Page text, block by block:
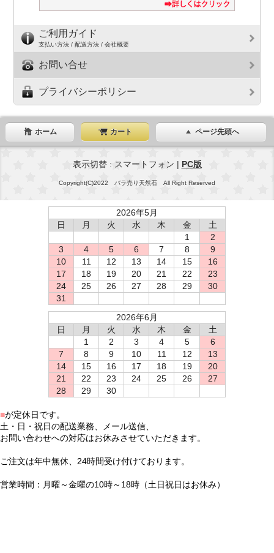
ご利用ガイド
支払い方法 / 配送方法 / 会社概要
お問い合せ
プライバシーポリシー
ホーム カート ページ先頭へ
表示切替 : スマートフォン | PC版
Copyright(C)2022 バラ売り天然石 All Right Reserved
2026年5月
日
月 火 水 木 金
土
1
2
3
4 5 6 7 8
9
10
11 12 13 14 15
16
17
18 19 20 21 22
23
24
25 26 27 28 29
30
31
2026年6月
日
月 火 水 木 金
土
1
2 3 4 5
6
7
8 9 10 11 12
13
14
15 16 17 18 19
20
21
22 23 24 25 26
27
28
29 30
■が定休日です。
土・日・祝日の配送業務、メール送信、
お問い合わせへの対応はお休みさせていただきます。
ご注文は年中無休、24時間受け付けております。
営業時間：月曜～金曜の10時～18時（土日祝日はお休み）